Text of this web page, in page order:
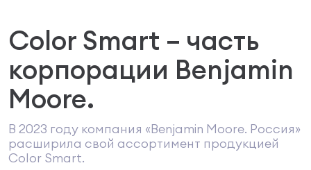
Color Smart – часть
корпорации Benjamin
Moore.
В 2023 году компания «Benjamin Moore. Россия»
расширила свой ассортимент продукцией
Color Smart.